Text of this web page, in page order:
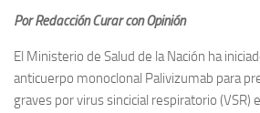
Por Redacción Curar con Opinión
El Ministerio de Salud de la Nación ha
anticuerpo monoclonal Palivizumab para
graves por virus sincicial respiratorio (VSR)